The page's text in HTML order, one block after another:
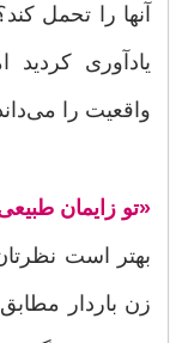
آنها را تحمل
یادآوری
واقعیت را
«تو زایمان
بهتر است
زن باردار